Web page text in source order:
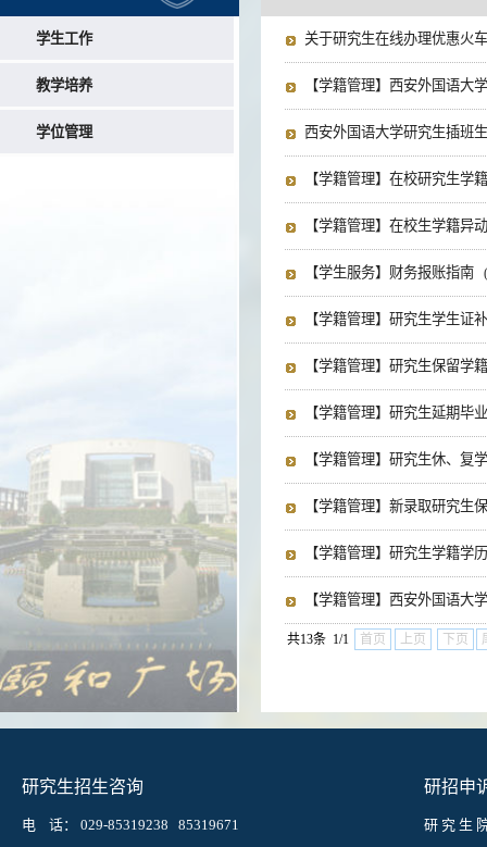
学生工作
教学培养
学位管理
关于研究生在线办理优惠火
【学籍管理】西安外国语大
西安外国语大学研究生插班
【学籍管理】在校研究生学
【学籍管理】在校生学籍异
【学生服务】财务报账指南
【学籍管理】研究生学生证
【学籍管理】研究生保留学
【学籍管理】研究生延期毕
【学籍管理】研究生休、复
【学籍管理】新录取研究生
【学籍管理】研究生学籍学
【学籍管理】西安外国语大
共13条 1/1 首页 上页 下页
研究生招生咨询
电 话： 029-85319238 85319671
研招申
研 究 生